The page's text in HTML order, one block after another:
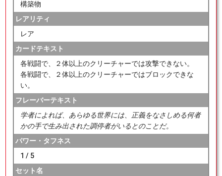
構築物
レアリティ
レア
カードテキスト
各戦闘で、２体以上のクリーチャーでは攻撃できない。
各戦闘で、２体以上のクリーチャーではブロックできな
い。
フレーバーテキスト
学者によれば、あらゆる世界には、正義をなさしめる何者
かの手で生み出された調停者がいるとのことだ。
パワー・タフネス
1 / 5
セット名